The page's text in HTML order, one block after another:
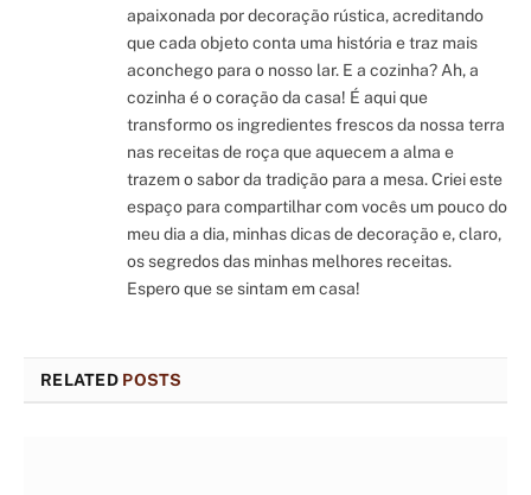
apaixonada por decoração rústica, acreditando
que cada objeto conta uma história e traz mais
aconchego para o nosso lar. E a cozinha? Ah, a
cozinha é o coração da casa! É aqui que
transformo os ingredientes frescos da nossa terra
nas receitas de roça que aquecem a alma e
trazem o sabor da tradição para a mesa. Criei este
espaço para compartilhar com vocês um pouco do
meu dia a dia, minhas dicas de decoração e, claro,
os segredos das minhas melhores receitas.
Espero que se sintam em casa!
RELATED POSTS